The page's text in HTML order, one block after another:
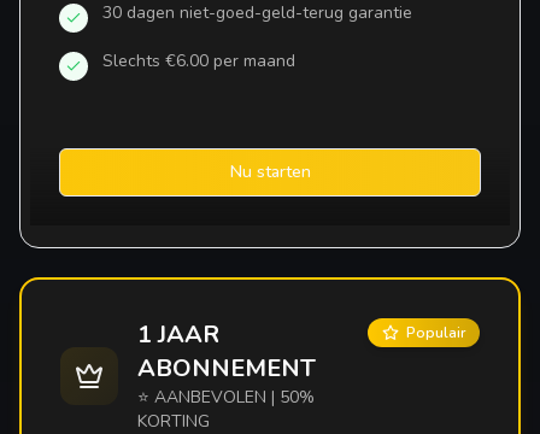
30 dagen niet-goed-geld-terug garantie
Slechts €6.00 per maand
Nu starten
1 JAAR
ABONNEMENT
⭐ AANBEVOLEN | 50%
KORTING
Populair